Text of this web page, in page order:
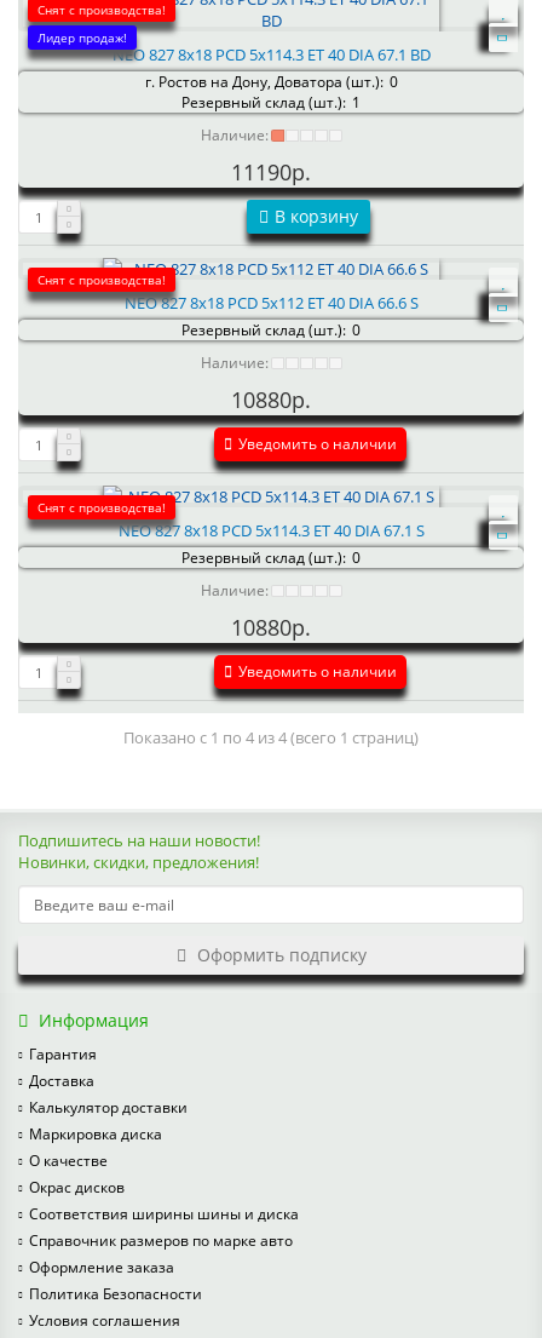
Снят с производства!
Лидер продаж!
NEO 827 8x18 PCD 5x114.3 ET 40 DIA 67.1 BD
г. Ростов на Дону, Доватора (шт.): 0
Резервный склад (шт.): 1
Наличие:
11190р.
В корзину
Снят с производства!
NEO 827 8x18 PCD 5x112 ET 40 DIA 66.6 S
Резервный склад (шт.): 0
Наличие:
10880р.
Уведомить о наличии
Снят с производства!
NEO 827 8x18 PCD 5x114.3 ET 40 DIA 67.1 S
Резервный склад (шт.): 0
Наличие:
10880р.
Уведомить о наличии
Показано с 1 по 4 из 4 (всего 1 страниц)
Подпишитесь на наши новости!
Новинки, скидки, предложения!
Оформить подписку
Информация
Гарантия
Доставка
Калькулятор доставки
Маркировка диска
О качестве
Окрас дисков
Соответствия ширины шины и диска
Справочник размеров по марке авто
Оформление заказа
Политика Безопасности
Условия соглашения